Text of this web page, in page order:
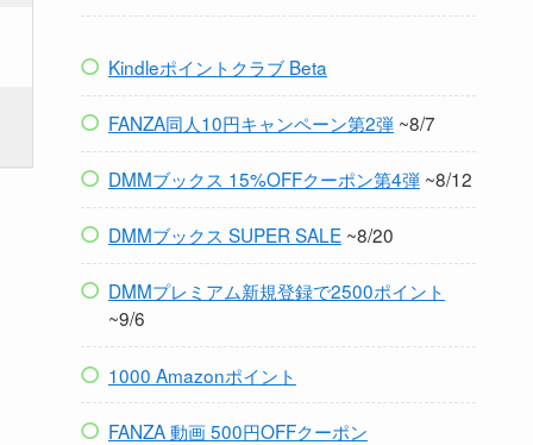
Kindleポイントクラブ Beta
FANZA同人10円キャンペーン第2弾~8/7
DMMブックス 15%OFFクーポン第4弾~8/12
DMMブックス SUPER SALE~8/20
DMMプレミアム新規登録で2500ポイント
~9/6
1000 Amazonポイント
FANZA 動画 500円OFFクーポン